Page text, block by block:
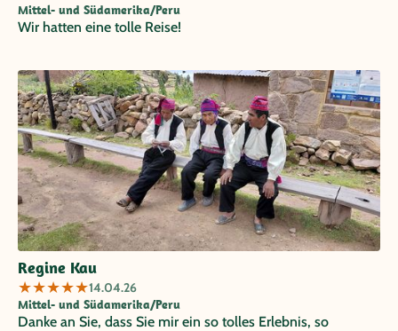
Mittel- und Südamerika/Peru
Wir hatten eine tolle Reise!
Regine Kau
★★★★★14.04.26
Mittel- und Südamerika/Peru
Danke an Sie, dass Sie mir ein so tolles Erlebnis, so